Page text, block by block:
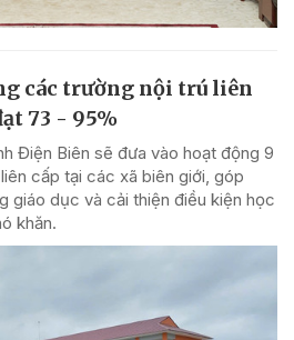
các trường nội trú liên
73 - 95%
Điện Biên sẽ đưa vào hoạt động 9
cấp tại các xã biên giới, góp
giáo dục và cải thiện điều kiện học
khăn.